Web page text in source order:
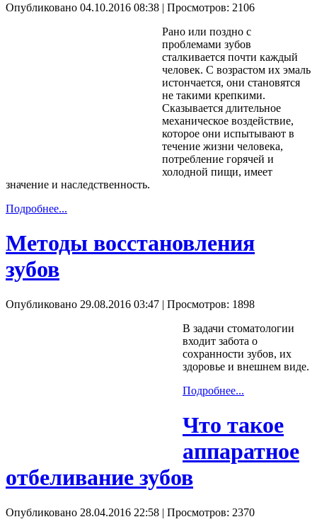
Опубликовано 04.10.2016 08:38 | Просмотров: 2106
Рано или поздно с
проблемами зубов
сталкивается почти каждый
человек. С возрастом их эмаль
истончается, они становятся
не такими крепкими.
Сказывается длительное
механическое воздействие,
которое они испытывают в
течение жизни человека,
потребление горячей и
холодной пищи, имеет
значение и наследственность.
Подробнее...
Методы восстановления
зубов
Опубликовано 29.08.2016 03:47 | Просмотров: 1898
В задачи стоматологии
входит забота о
сохранности зубов, их
здоровье и внешнем виде.
Подробнее...
Что такое
аппаратное
отбеливание зубов
Опубликовано 28.04.2016 22:58 | Просмотров: 2370